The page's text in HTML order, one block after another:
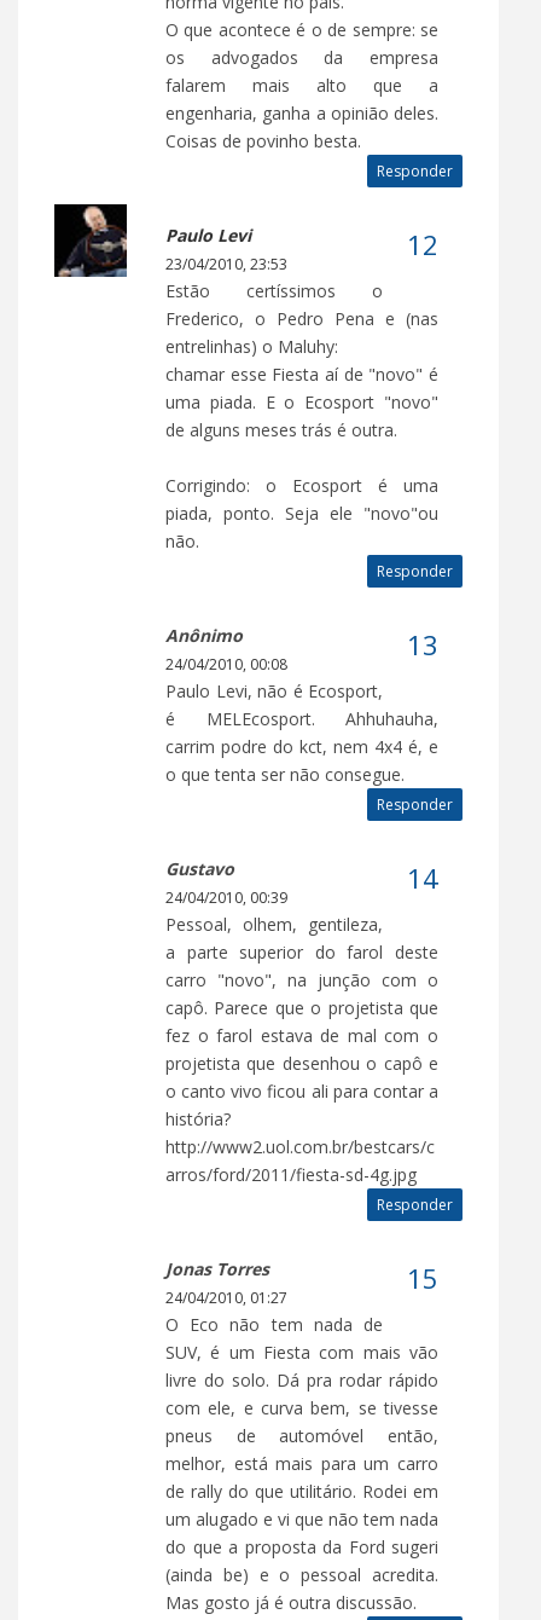
O que acontece é o de sempre: se
os advogados da empresa
falarem mais alto que a
engenharia, ganha a opinião deles.
Coisas de povinho besta.
Responder
Paulo Levi
23/04/2010, 23:53
Estão certíssimos o
Frederico, o Pedro Pena e (nas
entrelinhas) o Maluhy:
chamar esse Fiesta aí de "novo" é
uma piada. E o Ecosport "novo"
de alguns meses trás é outra.
Corrigindo: o Ecosport é uma
piada, ponto. Seja ele "novo"ou
não.
Responder
Anônimo
24/04/2010, 00:08
Paulo Levi, não é Ecosport,
é MELEcosport. Ahhuhauha,
carrim podre do kct, nem 4x4 é, e
o que tenta ser não consegue.
Responder
Gustavo
24/04/2010, 00:39
Pessoal, olhem, gentileza,
a parte superior do farol deste
carro "novo", na junção com o
capô. Parece que o projetista que
fez o farol estava de mal com o
projetista que desenhou o capô e
o canto vivo ficou ali para contar a
história?
http://www2.uol.com.br/bestcars/c
arros/ford/2011/fiesta-sd-4g.jpg
Responder
Jonas Torres
24/04/2010, 01:27
O Eco não tem nada de
SUV, é um Fiesta com mais vão
livre do solo. Dá pra rodar rápido
com ele, e curva bem, se tivesse
pneus de automóvel então,
melhor, está mais para um carro
de rally do que utilitário. Rodei em
um alugado e vi que não tem nada
do que a proposta da Ford sugeri
(ainda be) e o pessoal acredita.
Mas gosto já é outra discussão.